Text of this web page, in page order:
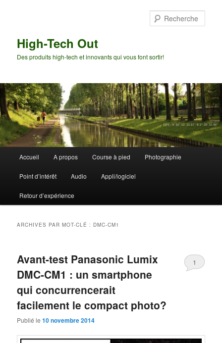
High-Tech Out
Des produits high-tech et innovants qui vous font sortir!
principal
Accueil A propos Course à pied Photographie
Point d’intérêt Audio Appli/logiciel
Retour d’expérience
ARCHIVES PAR MOT-CLÉ : DMC-CM1
Avant-test Panasonic Lumix
DMC-CM1 : un smartphone
qui concurrencerait
facilement le compact photo?
Publié le10 novembre 2014
1